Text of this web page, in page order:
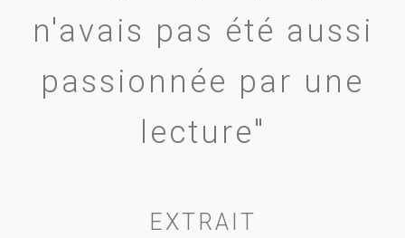
n'avais pas été aussi
passionnée par une
lecture"
EXTRAIT